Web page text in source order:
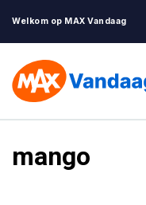
Welkom op MAX Vandaag
mango